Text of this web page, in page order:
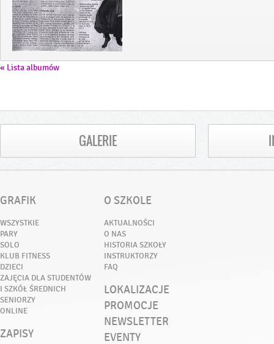
« Lista albumów
GALERIE
GRAFIK
WSZYSTKIE
PARY
SOLO
KLUB FITNESS
DZIECI
ZAJĘCIA DLA STUDENTÓW
I SZKÓŁ ŚREDNICH
SENIORZY
ONLINE
ZAPISY
O SZKOLE
AKTUALNOŚCI
O NAS
HISTORIA SZKOŁY
INSTRUKTORZY
FAQ
LOKALIZACJE
PROMOCJE
NEWSLETTER
EVENTY